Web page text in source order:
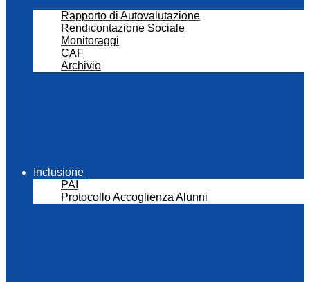
Rapporto di Autovalutazione
Rendicontazione Sociale
Monitoraggi
CAF
Archivio
Inclusione
PAI
Protocollo Accoglienza Alunni